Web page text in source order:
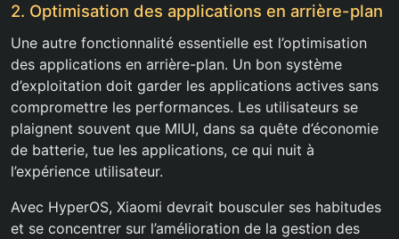
2. Optimisation des applications en arrière-plan
Une autre fonctionnalité essentielle est l’optimisation
des applications en arrière-plan. Un bon système
d’exploitation doit garder les applications actives sans
compromettre les performances. Les utilisateurs se
plaignent souvent que MIUI, dans sa quête d’économie
de batterie, tue les applications, ce qui nuit à
l’expérience utilisateur.
Avec HyperOS, Xiaomi devrait bousculer ses habitudes
et se concentrer sur l’amélioration de la gestion des